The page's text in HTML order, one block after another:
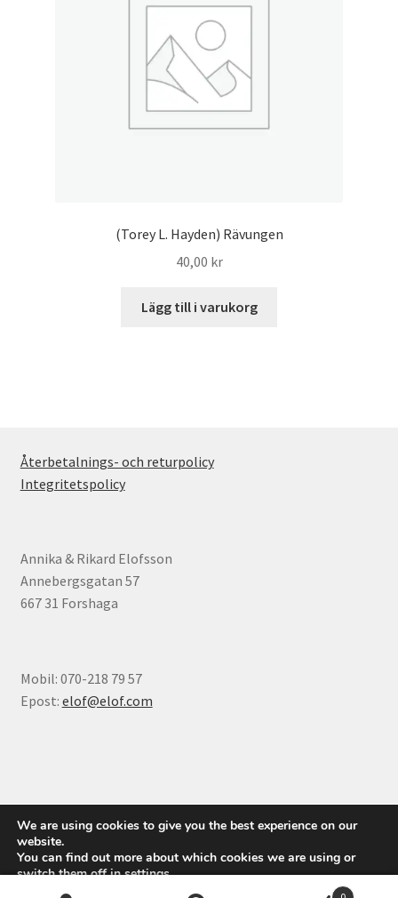
(Torey L. Hayden) Rävungen
40,00 kr
Lägg till i varukorg
Återbetalnings- och returpolicy
Integritetspolicy
Annika & Rikard Elofsson
Annebergsgatan 57
667 31 Forshaga
Mobil: 070-218 79 57
Epost: elof@elof.com
Integritetspolicy
Byggt med WooCommerce.
We are using cookies to give you the best experience on our
website.
You can find out more about which cookies we are using or
switch them off insettings.